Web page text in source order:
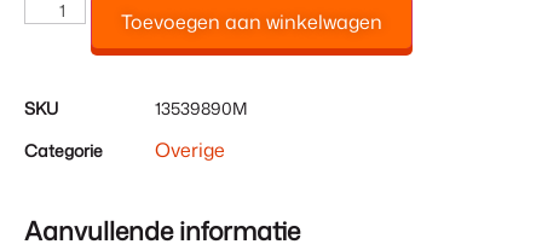
Toevoegen aan winkelwagen
SKU
13539890M
Categorie
Overige
Aanvullende informatie